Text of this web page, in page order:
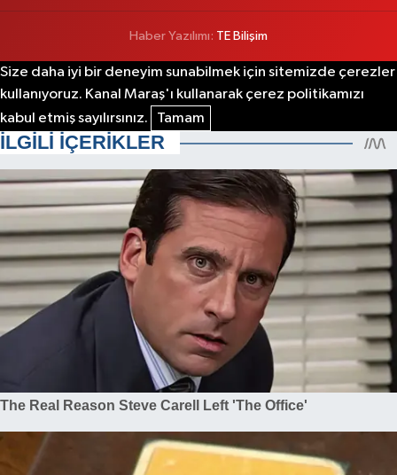
Haber Yazılımı: TE Bilişim
Size daha iyi bir deneyim sunabilmek için sitemizde çerezler
kullanıyoruz. Kanal Maraş'ı kullanarak çerez politikamızı
kabul etmiş sayılırsınız.
Tamam